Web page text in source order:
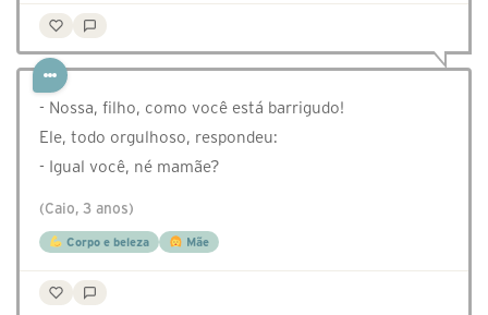
- Nossa, filho, como você está barrigudo!
Ele, todo orgulhoso, respondeu:
- Igual você, né mamãe?
(Caio, 3 anos)
Corpo e beleza Mãe